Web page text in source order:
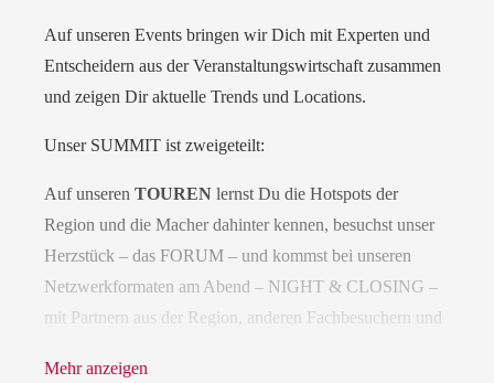
Auf unseren Events bringen wir Dich mit Experten und
Entscheidern aus der Veranstaltungswirtschaft zusammen
und zeigen Dir aktuelle Trends und Locations.
Unser SUMMIT ist zweigeteilt:
Auf unseren TOUREN lernst Du die Hotspots der
Region und die Macher dahinter kennen, besuchst unser
Herzstück – das FORUM – und kommst bei unseren
Netzwerkformaten am Abend – NIGHT & CLOSING –
mit Partnern aus der Region, anderen Fachbesuchern und
Mehr anzeigen